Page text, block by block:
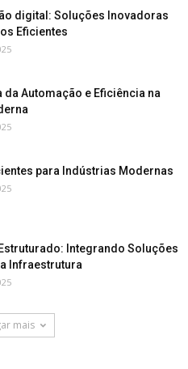
digital: Soluções Inovadoras
Eficientes
da Automação e Eficiência na
para Indústrias Modernas
Integrando Soluções
Infraestrutura
mais